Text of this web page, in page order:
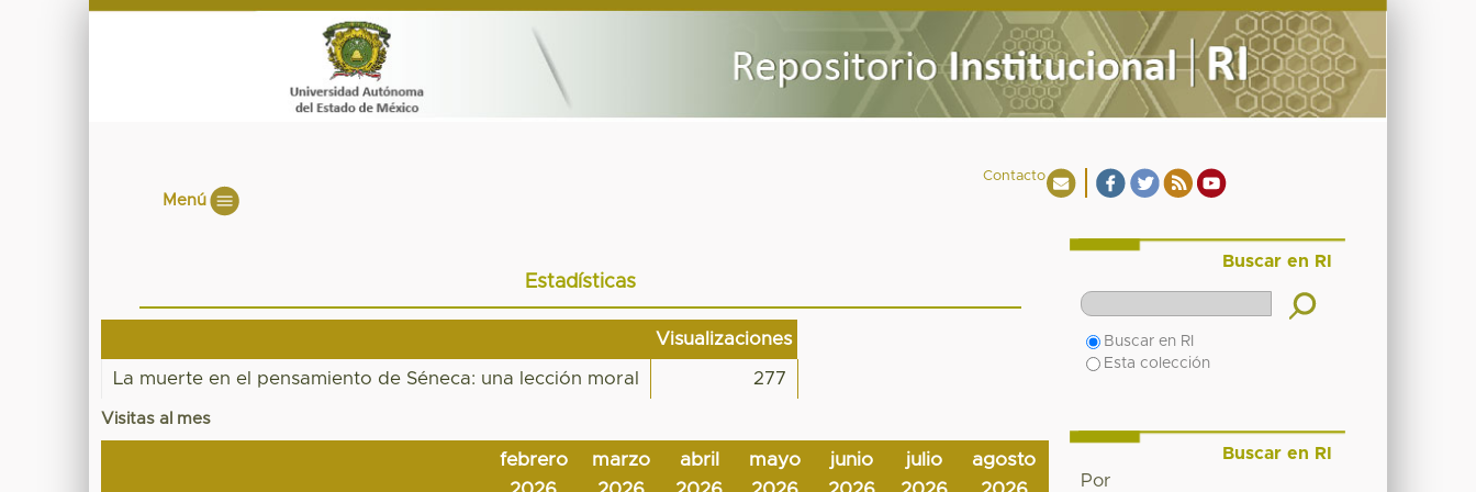
Contacto
Menú
Estadísticas
Visualizaciones
La muerte en el pensamiento de Séneca: una lección moral 277
Visitas al mes
febrero
marzo
abril
mayo
junio
julio
agosto
Buscar en RI
Buscar en RI
Esta colección
Buscar en RI
Por